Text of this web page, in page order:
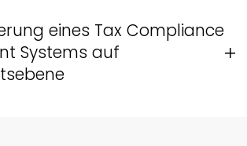
eines Tax Compliance
Systems auf